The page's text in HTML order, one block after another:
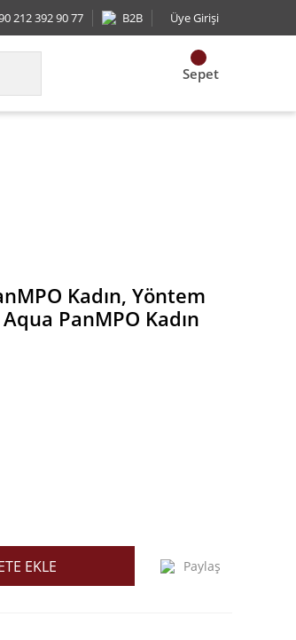
212 392 90 77 B2B Üye Girişi
Sepet
Kadın, Yöntem
PanMPO Kadın
EKLE Paylaş